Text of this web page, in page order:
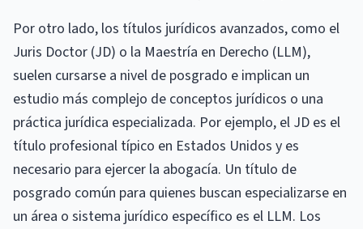
Por otro lado, los títulos jurídicos avanzados, como el
Juris Doctor (JD) o la Maestría en Derecho (LLM),
suelen cursarse a nivel de posgrado e implican un
estudio más complejo de conceptos jurídicos o una
práctica jurídica especializada. Por ejemplo, el JD es el
título profesional típico en Estados Unidos y es
necesario para ejercer la abogacía. Un título de
posgrado común para quienes buscan especializarse en
un área o sistema jurídico específico es el LLM. Los